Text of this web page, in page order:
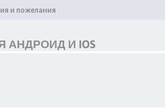
и пожелания
АНДРОИД И IOS